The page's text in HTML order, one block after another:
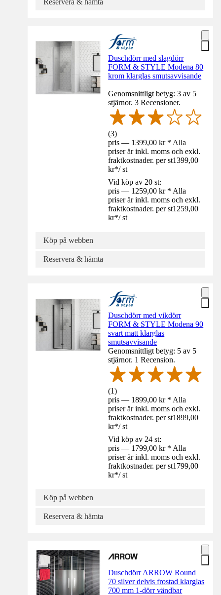
Reservera & hämta
Duschdörr med slagdörr
FORM & STYLE Modena 80
krom klarglas smutsavvisande
Genomsnittligt betyg: 3 av 5
stjärnor. 3 Recensioner.
(3)
pris — 1399,00 kr * Alla
priser är inkl. moms och exkl.
fraktkostnader. per st1399,00
kr*/ st
Vid köp av 20 st:
pris — 1259,00 kr * Alla
priser är inkl. moms och exkl.
fraktkostnader. per st1259,00
kr*/ st
Köp på webben
Reservera & hämta
Duschdörr med vikdörr
FORM & STYLE Modena 90
svart matt klarglas
smutsavvisande
Genomsnittligt betyg: 5 av 5
stjärnor. 1 Recension.
(1)
pris — 1899,00 kr * Alla
priser är inkl. moms och exkl.
fraktkostnader. per st1899,00
kr*/ st
Vid köp av 24 st:
pris — 1799,00 kr * Alla
priser är inkl. moms och exkl.
fraktkostnader. per st1799,00
kr*/ st
Köp på webben
Reservera & hämta
Duschdörr ARROW Round
70 silver delvis frostad klarglas
700 mm 1-dörr vändbar